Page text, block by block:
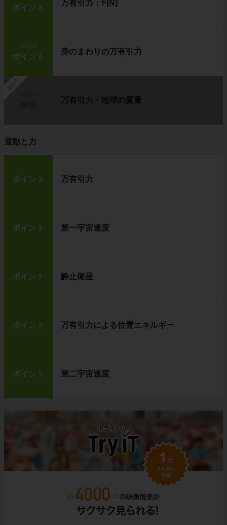
ポイント
万有引力：F[N]
step2
ポイント
身のまわりの万有引力
勉強中
万有引力・地球の質量
運動と力
ポイント 万有引力
ポイント 第一宇宙速度
ポイント 静止衛星
ポイント 万有引力による位置エネルギー
ポイント 第二宇宙速度